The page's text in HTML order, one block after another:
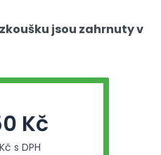
jsou zahrnuty v
Kč
s DPH